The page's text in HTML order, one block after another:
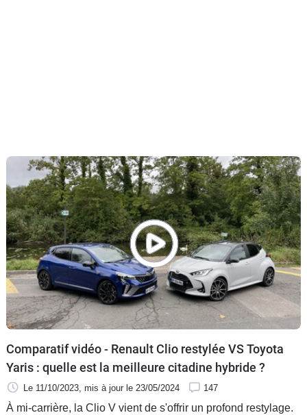
Comparatif vidéo - Renault Clio restylée VS Toyota
Yaris : quelle est la meilleure citadine hybride ?
Le 11/10/2023, mis à jour le 23/05/2024 147
À mi-carrière, la Clio V vient de s'offrir un profond restylage.